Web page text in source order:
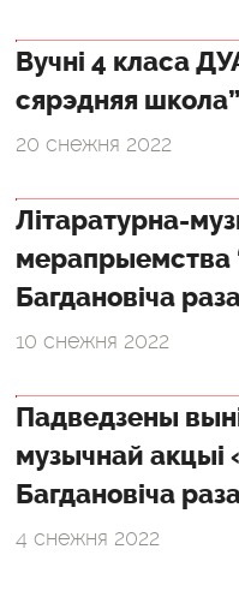
Вучні 4 класа
сярэдняя школа”
20 снежня 2022
Літаратурна-
мерапрыемства
Багдановіча
10 снежня 2022
Падведзены
музычнай акцыі
Багдановіча
4 снежня 2022